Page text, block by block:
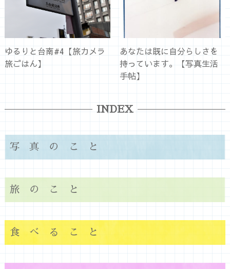
ゆるりと台南#4【旅カメラ
旅ごはん】
あなたは既に自分らしさを
持っています。【写真生活
手帖】
INDEX
写真のこと
旅のこと
食べること